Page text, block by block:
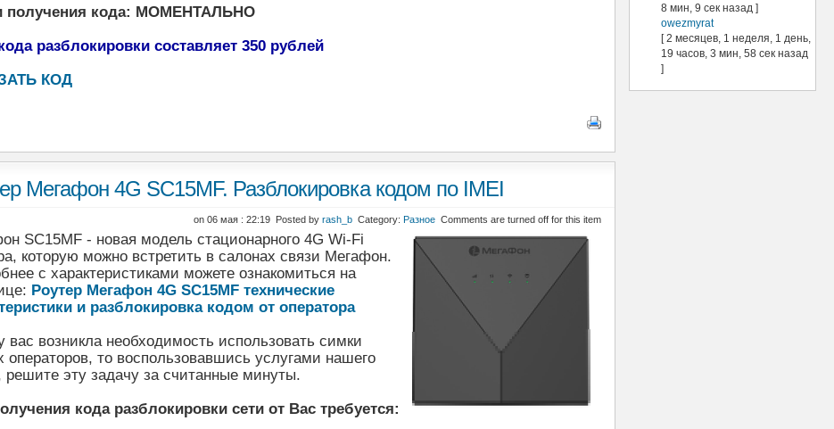
8 мин, 9 сек назад ]
owezmyrat
[ 2 месяцев, 1 неделя, 1 день,
19 часов, 3 мин, 58 сек назад
]
получения кода: МОМЕНТАЛЬНО
разблокировки составляет 350 рублей
КОД
Мегафон 4G SC15MF. Разблокировка кодом по IMEI
on 06 мая : 22:19 Posted by rash_b Category: Разное Comments are turned off for this item
SC15MF - новая модель стационарного 4G Wi-Fi
которую можно встретить в салонах связи Мегафон.
с характеристиками можете ознакомиться на
Роутер Мегафон 4G SC15MF технические
и разблокировка кодом от оператора
вас возникла необходимость использовать симки
операторов, то воспользовавшись услугами нашего
решите эту задачу за считанные минуты.
кода разблокировки сети от Вас требуется: